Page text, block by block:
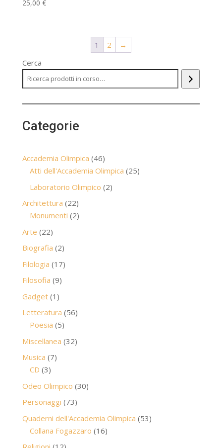
25,00 €
1 2
→
Cerca
Categorie
Accademia Olimpica 4646
prodotti
Atti dell'Accademia Olimpica 2525
Laboratorio Olimpico 22
Architettura 2222
prodotti
Monumenti 22
Arte 2222
prodotti
Biografia 22
prodotti
Filologia 1717
Filosofia 99
Gadget 1 1
prodotto
Letteratura 5656
Poesia 55
prodotti
Miscellanea 3232
Musica 77
CD 33
prodotti
Odeo Olimpico 3030
Personaggi 7373
prodotti
Quaderni dell'Accademia Olimpica 5353
Collana Fogazzaro 1616